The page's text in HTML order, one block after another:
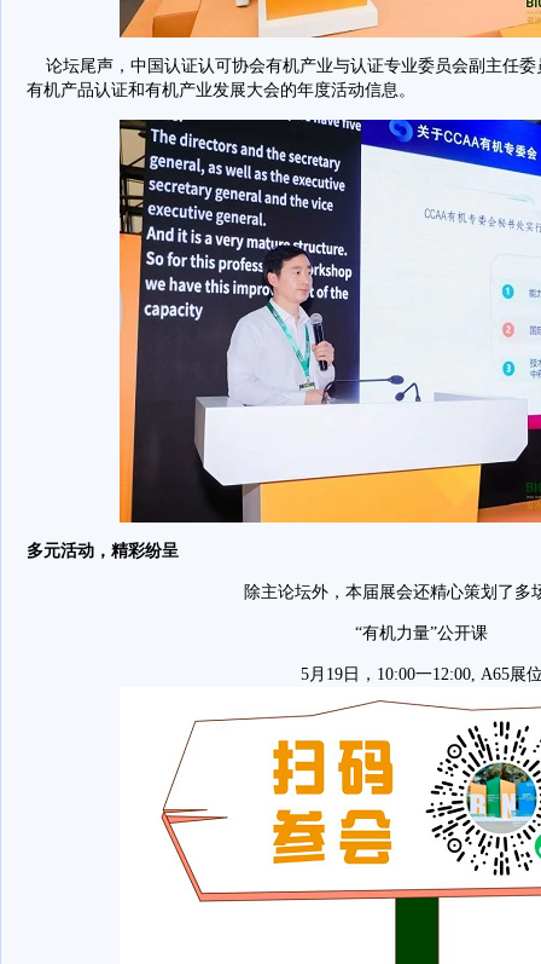
论坛尾声，中国认证认可协会有机产业与认证专业委员会副主任
有机产品认证和有机产业发展大会的年度活动信息。
多元活动，精彩纷呈
除主论坛外，本届展会还精心策划了多
“有机力量”公开课
5月19日，10:00一12:00, A65展